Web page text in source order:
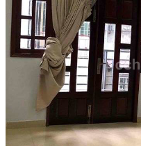
9 Tỷ
Mã:9992Bán nhà
Phương, P.Vườn Lài.